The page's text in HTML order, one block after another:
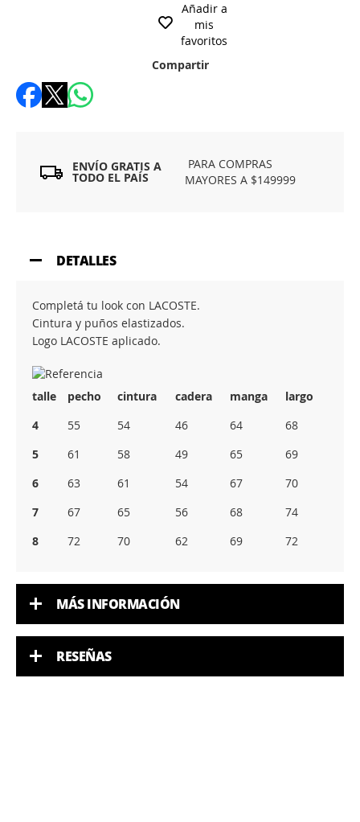
Añadir a
mis
favoritos
Compartir
ENVÍO GRATIS A
TODO EL PAÍS
PARA COMPRAS
MAYORES A $149999
DETALLES
Completá tu look con LACOSTE.
Cintura y puños elastizados.
Logo LACOSTE aplicado.
talle pecho cintura cadera manga
largo
4
55 54 46 64
68
5
61 58 49 65
69
6
63 61 54 67
70
7
67 65 56 68
74
8
72 70 62 69 72
MÁS INFORMACIÓN
RESEÑAS